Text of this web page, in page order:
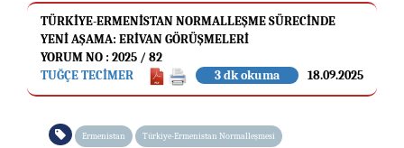
TÜRKİYE-ERMENİSTAN NORMALLEŞME SÜRECİNDE
YENİ AŞAMA: ERİVAN GÖRÜŞMELERİ
YORUM NO : 2025 / 82
TUĞÇE TECİMER
18.09.2025
3 dk okuma
Ermenistan Türkiye-Ermenistan Normalleşmesi